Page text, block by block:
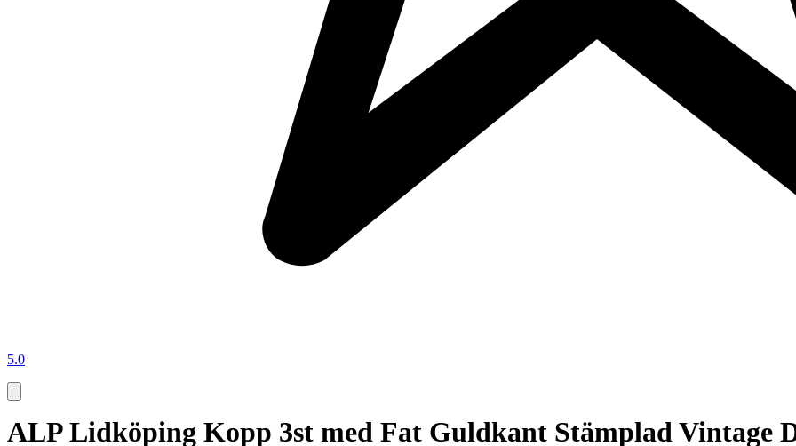
5.0
ALP Lidköping Kopp 3st med Fat Guldkant Stämplad Vintage